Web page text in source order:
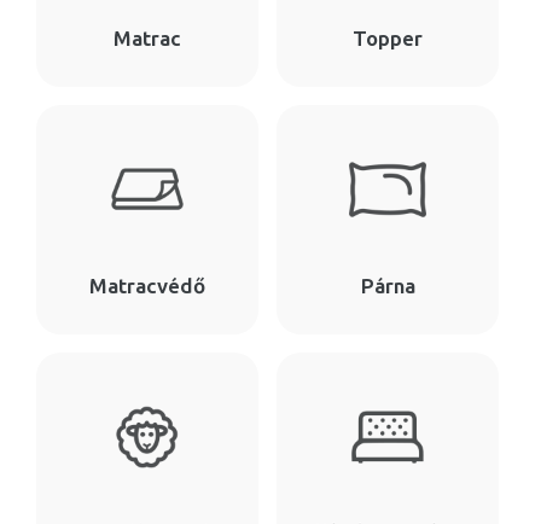
Matrac Topper
Matracvédő Párna